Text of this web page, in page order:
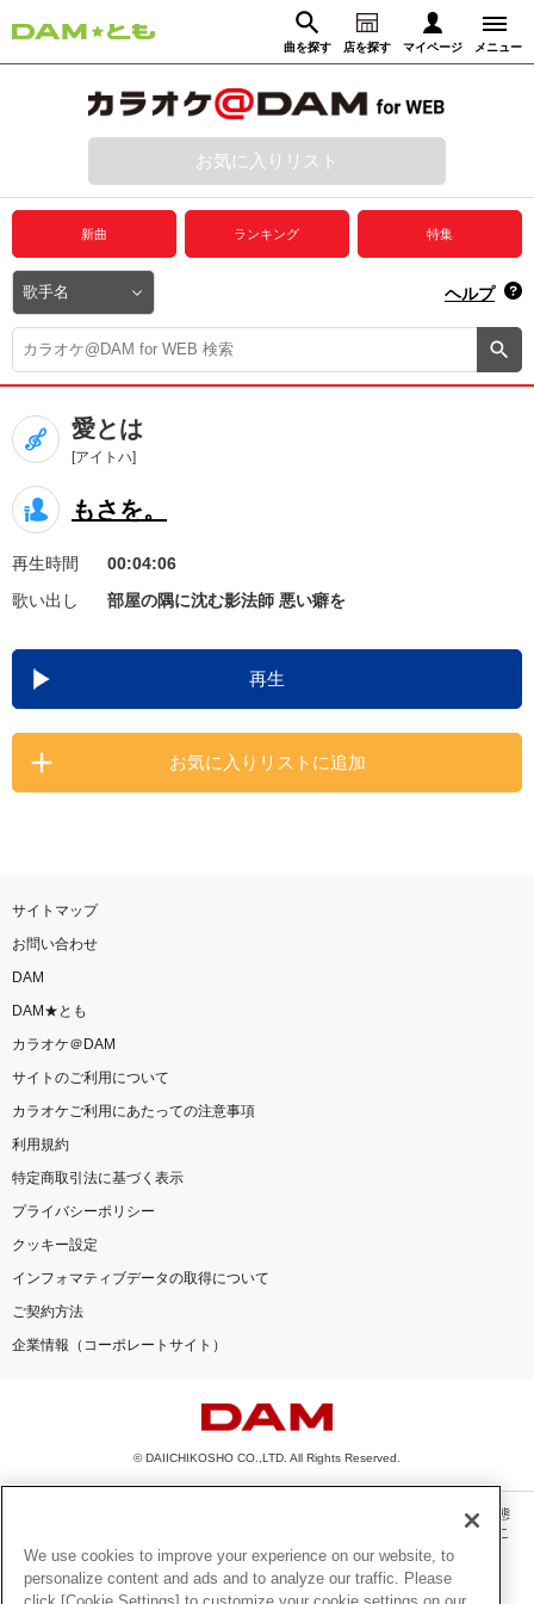
曲を探す 店を探す マイページ メニュー
動画からさがす 録音からさがす
ログイン
プレミアムサービス
DAM★とも動画
DAM★とも録音
カラオケ＠DAM
ユーザー検索
キャンペーン
お知らせ よくあるご質問
DAMの新曲・ランキングなど
カラオケ最新情報をチェック！
お気に入りリスト
新曲 ランキング 特集
ヘルプ
愛とは
[アイトハ]
もさを。
再生時間
00:04:06
歌い出し
部屋の隅に沈む影法師 悪い癖を
再生
お気に入りリストに追加
サイトマップ
お問い合わせ
DAM
DAM★とも
カラオケ＠DAM
サイトのご利用について
カラオケご利用にあたっての注意事項
利用規約
特定商取引法に基づく表示
プライバシーポリシー
クッキー設定
インフォマティブデータの取得について
ご契約方法
企業情報（コーポレートサイト）
© DAIICHIKOSHO CO.,LTD. All Rights Reserved.
このサイトに掲載されている一切の文章・画像・写真・動画・音声等を、手段や形態
を問わず、著作権法の定める範囲を超えて無断で複製、転載、ファイル化などするこ
とを禁じます。
楽曲及びコンテンツは、機種によりご利用いただけない場合があります。
We use cookies to improve your experience on our website, to
personalize content and ads and to analyze our traffic. Please